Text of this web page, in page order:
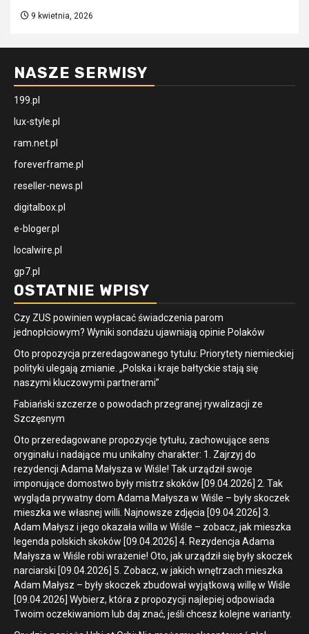
9 kwietnia, 2026
NASZE SERWISY
199.pl
lux-style.pl
ram.net.pl
foreverframe.pl
reseller-news.pl
digitalbox.pl
e-bloger.pl
localwire.pl
gp7.pl
OSTATNIE WPISY
Czy ZUS powinien wypłacać świadczenia parom
jednopłciowym? Wyniki sondażu ujawniają opinie Polaków
Oto propozycja przeredagowanego tytułu: Priorytety niemieckiej
polityki ulegają zmianie. „Polska i kraje bałtyckie stają się
naszymi kluczowymi partnerami”
Fabiański szczerze o powodach przegranej rywalizacji ze
Szczęsnym
Oto przeredagowane propozycje tytułu, zachowujące sens
oryginału i nadające mu unikalny charakter: 1. Zajrzyj do
rezydencji Adama Małysza w Wiśle! Tak urządził swoje
imponujące domostwo były mistrz skoków [09.04.2026] 2. Tak
wygląda prywatny dom Adama Małysza w Wiśle – były skoczek
mieszka we własnej willi. Najnowsze zdjęcia [09.04.2026] 3.
Adam Małysz i jego okazała willa w Wiśle – zobacz, jak mieszka
legenda polskich skoków [09.04.2026] 4. Rezydencja Adama
Małysza w Wiśle robi wrażenie! Oto, jak urządził się były skoczek
narciarski [09.04.2026] 5. Zobacz, w jakich wnętrzach mieszka
Adam Małysz – były skoczek zbudował wyjątkową willę w Wiśle
[09.04.2026] Wybierz, która z propozycji najlepiej odpowiada
Twoim oczekiwaniom lub daj znać, jeśli chcesz kolejne warianty.